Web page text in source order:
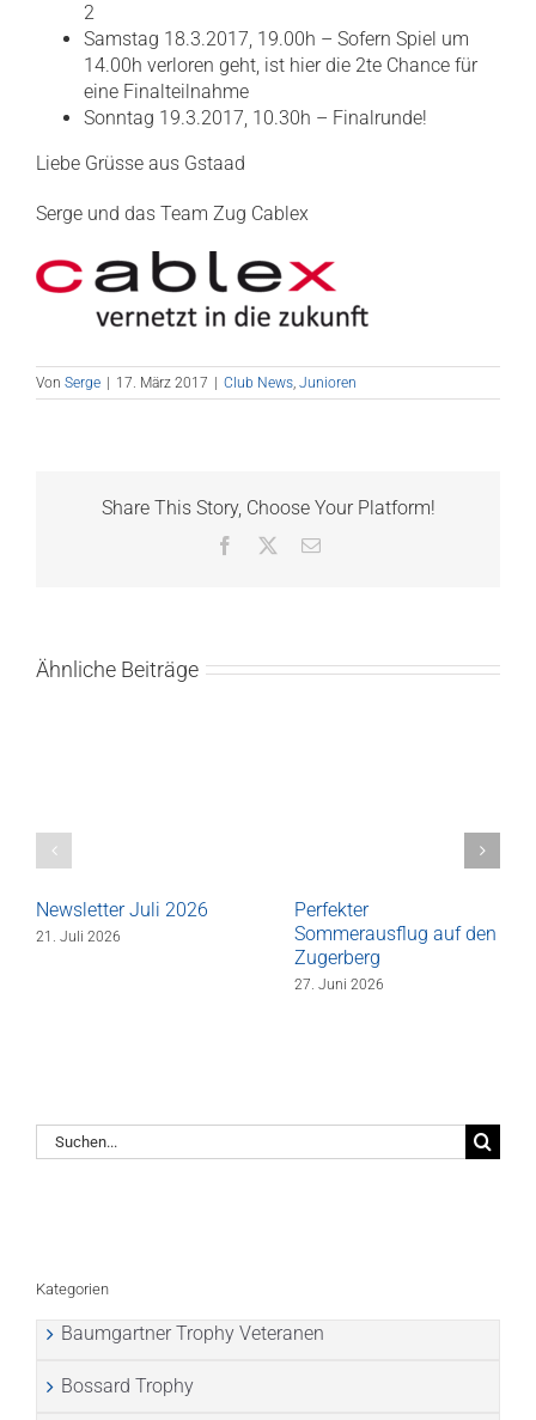
2
Samstag 18.3.2017, 19.00h – Sofern Spiel um
14.00h verloren geht, ist hier die 2te Chance für
eine Finalteilnahme
Sonntag 19.3.2017, 10.30h – Finalrunde!
Liebe Grüsse aus Gstaad
Serge und das Team Zug Cablex
Von Serge 17. März 2017 Club News, Junioren
Share This Story, Choose Your Platform!
Facebook
E-
Ähnliche Beiträge
Newsletter Juli 2026
21. Juli 2026
Perfekter
Sommerausflug auf den
Zugerberg
27. Juni 2026
Suche
nach:
Kategorien
Baumgartner Trophy Veteranen
Bossard Trophy